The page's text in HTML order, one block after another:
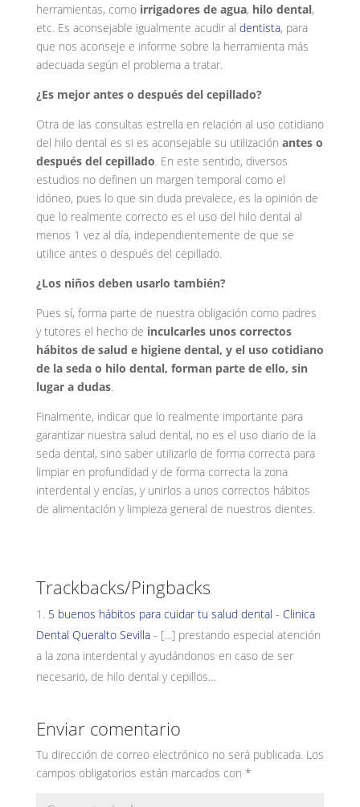
herramientas, comoirrigadores de agua, hilo dental,
etc. Es aconsejable igualmente acudir al dentista, para
que nos aconseje e informe sobre la herramienta más
adecuada según el problema a tratar.
¿Es mejor antes o después del cepillado?
Otra de las consultas estrella en relación al uso cotidiano
del hilo dental es si es aconsejable su utilización antes o
después del cepillado. En este sentido, diversos
estudios no definen un margen temporal como el
idóneo, pues lo que sin duda prevalece, es la opinión de
que lo realmente correcto es el uso del hilo dental al
menos 1 vez al día, independientemente de que se
utilice antes o después del cepillado.
¿Los niños deben usarlo también?
Pues sí, forma parte de nuestra obligación como padres
y tutores el hecho de inculcarles unos correctos
hábitos de salud e higiene dental, y el uso cotidiano
de la seda o hilo dental, forman parte de ello, sin
lugar a dudas.
Finalmente, indicar que lo realmente importante para
garantizar nuestra salud dental, no es el uso diario de la
seda dental, sino saber utilizarlo de forma correcta para
limpiar en profundidad y de forma correcta la zona
interdental y encías, y unirlos a unos correctos hábitos
de alimentación y limpieza general de nuestros dientes.
Trackbacks/Pingbacks
5 buenos hábitos para cuidar tu salud dental - Clinica
Dental Queralto Sevilla- […] prestando especial atención
a la zona interdental y ayudándonos en caso de ser
necesario, de hilo dental y cepillos…
Enviar comentario
Tu dirección de correo electrónico no será publicada. Los
campos obligatorios están marcados con *